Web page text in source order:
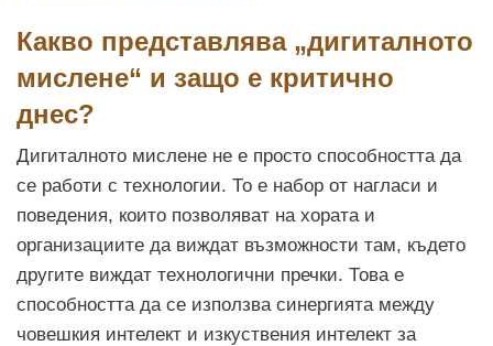
Какво представлява „дигиталното
мислене“ и защо е критично
днес?
Дигиталното мислене не е просто способността да
се работи с технологии. То е набор от нагласи и
поведения, които позволяват на хората и
организациите да виждат възможности там, където
другите виждат технологични пречки. Това е
способността да се използва синергията между
човешкия интелект и изкуствения интелект за